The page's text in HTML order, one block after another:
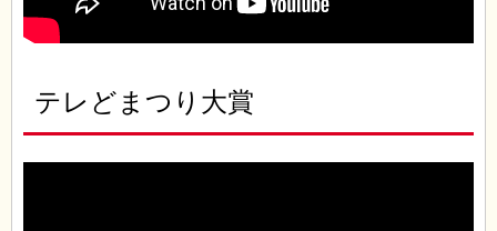
テレどまつり大賞